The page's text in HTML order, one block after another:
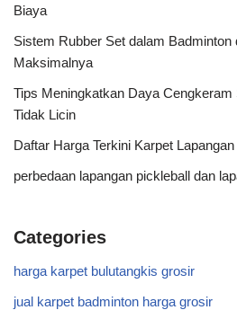
Biaya
Sistem Rubber Set dalam Badminton
Maksimalnya
Tips Meningkatkan Daya Cengkeram
Tidak Licin
Daftar Harga Terkini Karpet
perbedaan lapangan pickleball dan
Categories
harga karpet bulutangkis grosir
jual karpet badminton harga grosir